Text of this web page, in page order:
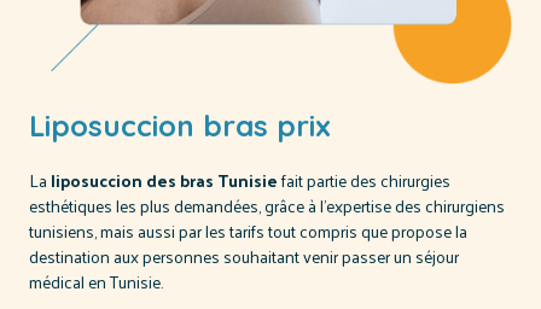
Liposuccion bras prix
La liposuccion des bras Tunisiefait partie des chirurgies
esthétiques les plus demandées, grâce à l’expertise des chirurgiens
tunisiens, mais aussi par les tarifs tout compris que propose la
destination aux personnes souhaitant venir passer un séjour
médical en Tunisie.